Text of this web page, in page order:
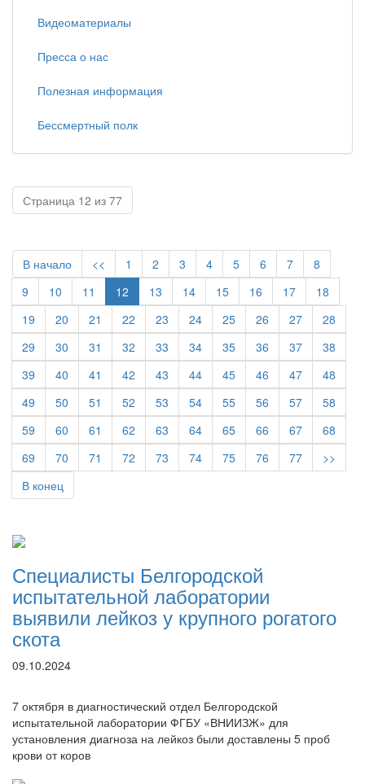
Видеоматериалы
Пресса о нас
Полезная информация
Бессмертный полк
Страница 12 из 77
В начало << 1 2 3 4 5 6 7
8
9
10 11 12 13 14 15 16 17
18
19
20 21 22 23 24 25 26 27
28
29
30 31 32 33 34 35 36 37
38
39
40 41 42 43 44 45 46 47
48
49
50 51 52 53 54 55 56 57
58
59
60 61 62 63 64 65 66 67
68
69
70 71 72 73 74 75 76 77
>>
В конец
Специалисты Белгородской
испытательной лаборатории
выявили лейкоз у крупного рогатого
скота
09.10.2024
7 октября в диагностический отдел Белгородской
испытательной лаборатории ФГБУ «ВНИИЗЖ» для
установления диагноза на лейкоз были доставлены 5 проб
крови от коров